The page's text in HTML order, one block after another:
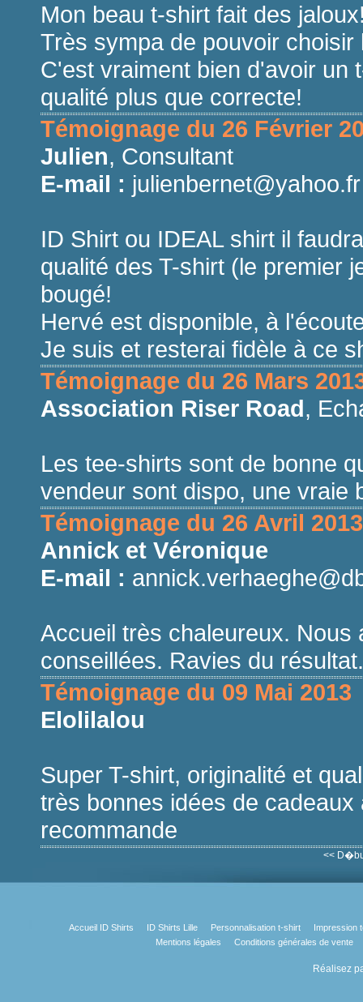
Mon beau t-shirt fait des
Très sympa de pouvoir
C'est vraiment bien d'avoir un
qualité plus que correcte!
Témoignage du 26 Février
Julien, Consultant
E-mail : julienbernet@yahoo.fr
ID Shirt ou IDEAL shirt il
qualité des T-shirt (le premier
bougé!
Hervé est disponible, à
Je suis et resterai fidèle à ce
Témoignage du 26 Mars
Association Riser Road,
Les tee-shirts sont de bonne
vendeur sont dispo, une vraie
Témoignage du 26 Avril 2013
Annick et Véronique
E-mail :
Accueil très chaleureux.
conseillées. Ravies du résultat.
Témoignage du 09 Mai 2013
Elolilalou
Super T-shirt, originalité et
très bonnes idées de
recommande
<<
Accueil ID Shirts ID Shirts Lille Personnalisation t-shirt
Impression
Mentions légales
Conditions générales de vente
Réalisez